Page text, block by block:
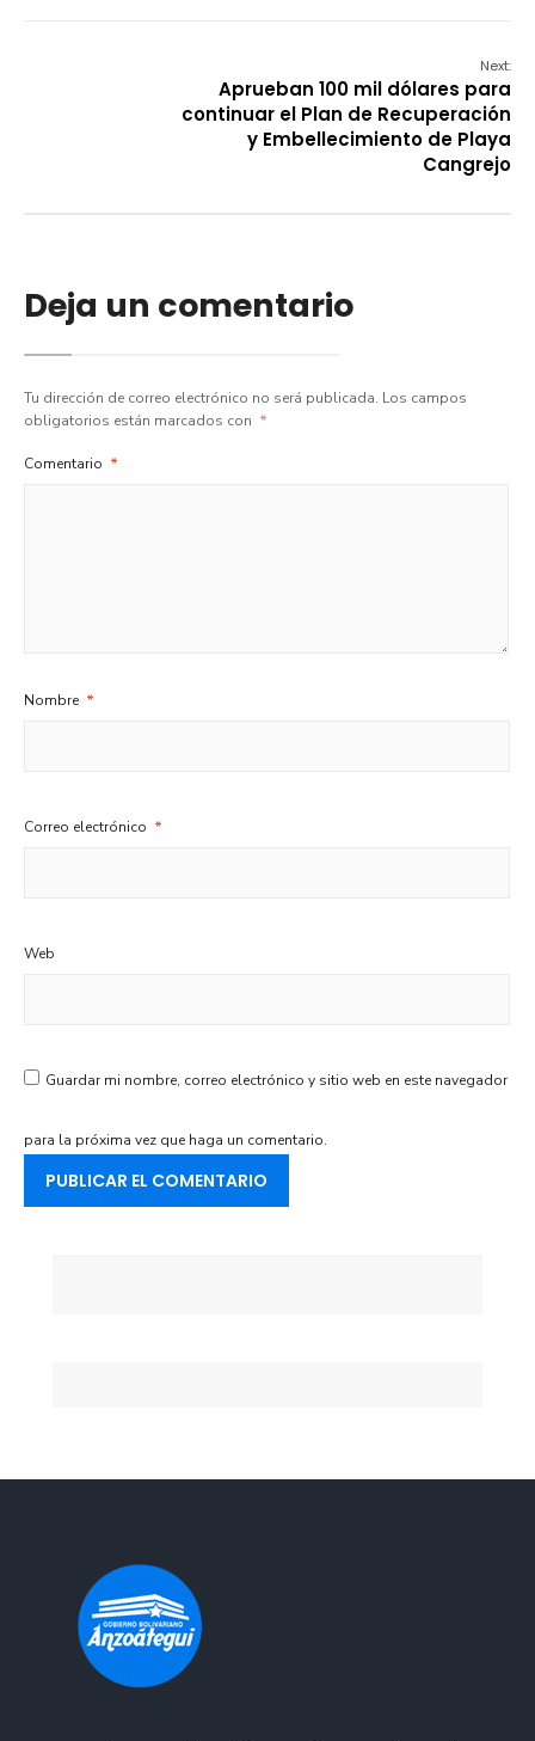
Next:
Aprueban 100 mil dólares para
continuar el Plan de Recuperación
y Embellecimiento de Playa
Cangrejo
Deja un comentario
Tu dirección de correo electrónico no será publicada. Los campos
obligatorios están marcados con *
Comentario *
Nombre *
Correo electrónico *
Web
Guardar mi nombre, correo electrónico y sitio web en este navegador
para la próxima vez que haga un comentario.